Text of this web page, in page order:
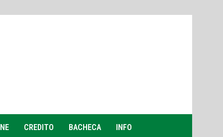
CREDITO BACHECA INFO